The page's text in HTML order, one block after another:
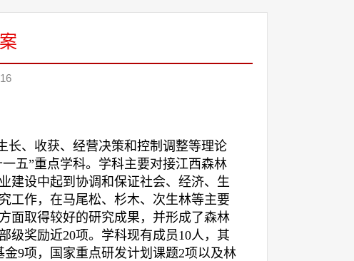
长、收获、经营决策和控制调整等理论
五”重点学科。学科主要对接江西森林
建设中起到协调和保证社会、经济、生
工作，在马尾松、杉木、次生林等主要
面取得较好的研究成果，并形成了森林
级奖励近20项。学科现有成员10人，其
金9项，国家重点研发计划课题2项以及林